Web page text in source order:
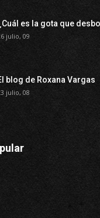
es la gota que
julio, 09
blog de Roxana Vargas
julio, 08